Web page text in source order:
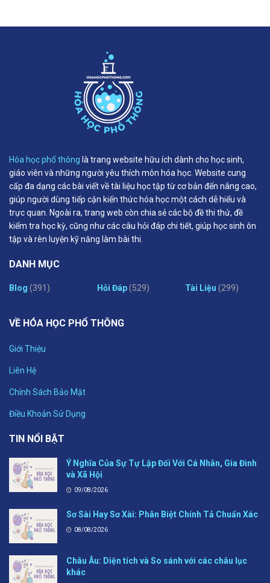
Hóa học phổ thông là trang website hữu ích dành cho học sinh,
giáo viên và những người yêu thích môn hóa học. Website cung
cấp đa dạng các bài viết về tài liệu học tập từ cơ bản đến nâng cao,
giúp người dùng tiếp cận kiến thức hóa học một cách dễ hiểu và
trực quan. Ngoài ra, trang web còn chia sẻ các bộ đề thi thử, đề
kiểm tra học kỳ, cũng như các câu hỏi đáp chi tiết, giúp học sinh ôn
tập và rèn luyện kỹ năng làm bài thi.
DANH MỤC
Blog (391) Hỏi Đáp(529) Tài Liệu (299)
VỀ HÓA HỌC PHỔ THÔNG
Giới Thiệu
Liên Hệ
Chính Sách Bảo Mật
Điều Khoản Sử Dụng
TIN NỔI BẬT
Ý Nghĩa Của Sự Tự Lập Đối Với Cá Nhân, Gia Đình
và Xã Hội
09/08/2026
Sơ Sài Hay Sơ Xài: Phân Biệt Chính Tả Chuẩn Xác
08/08/2026
Châu Âu: Diện tích và So sánh với các châu lục
khác